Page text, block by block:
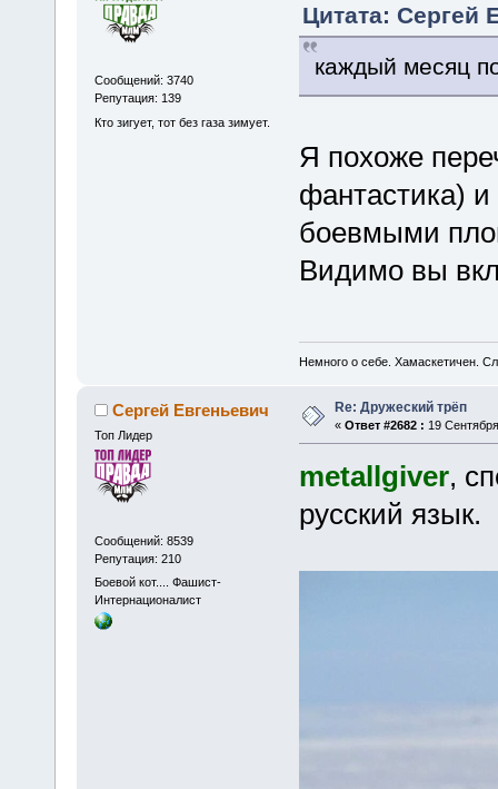
Сообщений: 3740
Репутация: 139
Кто зигует, тот без газа зимует.
Цитата: Сергей
каждый месяц
Я похоже
фантастика)
боевмыми
Видимо вы
Немного о себе. Хамаскетичен.
Сергей Евгеньевич
Топ Лидер
Сообщений: 8539
Репутация: 210
Боевой кот.... Фашист-
Интернационалист
Re: Дружеский трёп
« Ответ #2682 : 19
metallgiver,
русский язык.